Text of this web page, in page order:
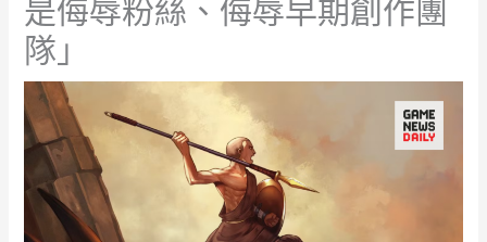
是侮辱粉絲、侮辱早期創作團
隊」